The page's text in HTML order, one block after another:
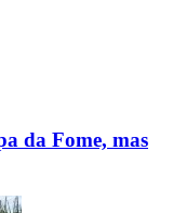
da Fome, mas